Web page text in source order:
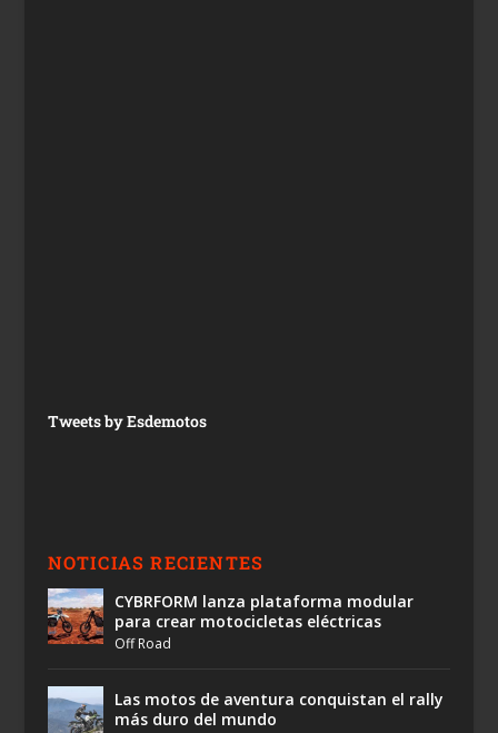
Tweets by Esdemotos
NOTICIAS RECIENTES
CYBRFORM lanza plataforma modular
para crear motocicletas eléctricas
Off Road
Las motos de aventura conquistan el rally
más duro del mundo